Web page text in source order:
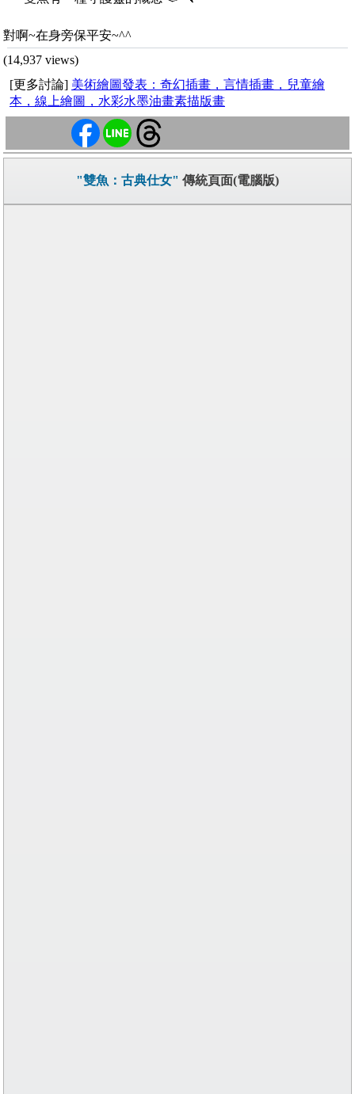
對啊~在身旁保平安~^^
(14,937 views)
[更多討論] 美術繪圖發表：奇幻插畫，言情插畫，兒童繪
本，線上繪圖，水彩水墨油畫素描版畫
"雙魚：古典仕女" 傳統頁面(電腦版)